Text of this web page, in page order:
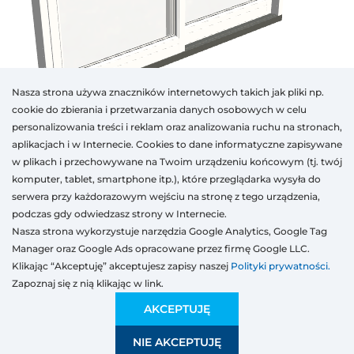
Otwórz w AR
PVC Aluminium Drewno
Rodzaj Klasa produktów Kolor Szerokość Wysokość
Wstępna wycena:
Bazuje na średnich wartościach dla Twojego rynku.
ZAPISZ
Nasza strona używa znaczników internetowych takich jak pliki np.
cookie do zbierania i przetwarzania danych osobowych w celu
personalizowania treści i reklam oraz analizowania ruchu na stronach,
aplikacjach i w Internecie. Cookies to dane informatyczne zapisywane
w plikach i przechowywane na Twoim urządzeniu końcowym (tj. twój
komputer, tablet, smartphone itp.), które przeglądarka wysyła do
serwera przy każdorazowym wejściu na stronę z tego urządzenia,
podczas gdy odwiedzasz strony w Internecie.
Nasza strona wykorzystuje narzędzia Google Analytics, Google Tag
Manager oraz Google Ads opracowane przez firmę Google LLC.
Klikając “Akceptuję” akceptujesz zapisy naszej Polityki prywatności.
Zapoznaj się z nią klikając w link.
AKCEPTUJĘ
NIE AKCEPTUJĘ